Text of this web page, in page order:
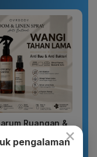
Ruangan &
Jam | Room &×
pengalaman